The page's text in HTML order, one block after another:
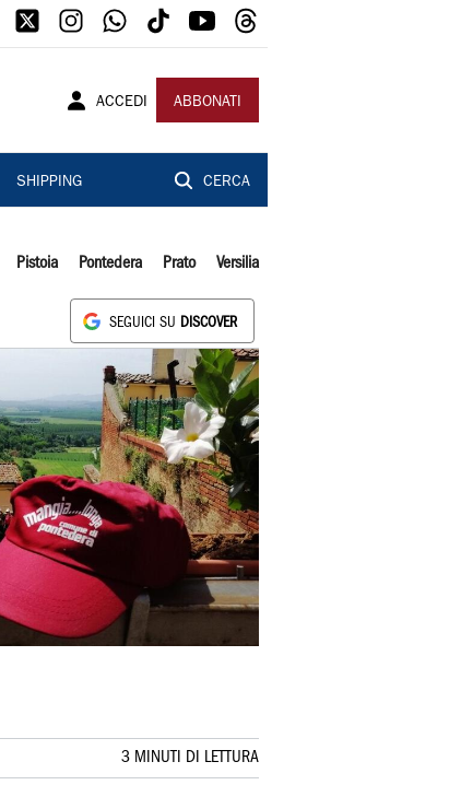
ACCEDI ABBONATI
SHIPPING CERCA
Pistoia Pontedera Prato Versilia
SEGUICI SU DISCOVER
3 MINUTI DI LETTURA